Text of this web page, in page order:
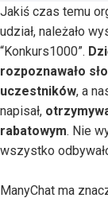
Jakiś czas temu
udział, należało
“Konkurs1000”.
rozpoznawało
uczestników, a
napisał,
rabatowym. Nie
wszystko
ManyChat ma